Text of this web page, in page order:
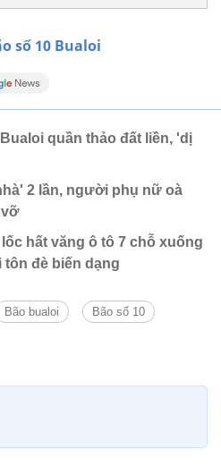
số 10 Bualoi
quần thảo đất liền, 'dị
2 lần, người phụ nữ oà
hất văng ô tô 7 chỗ xuống
tôn đè biến dạng
Bão bualoi Bão số 10